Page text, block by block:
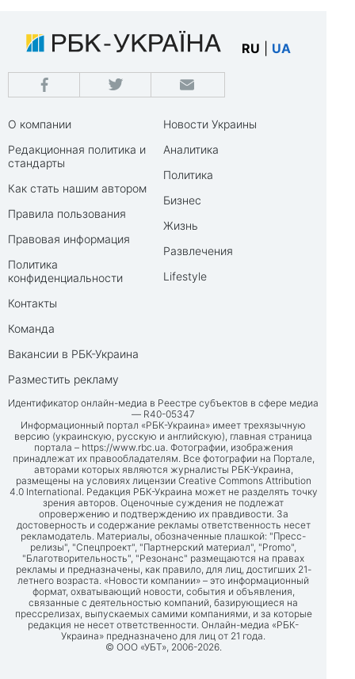
RU UA
О компании
Редакционная политика и
стандарты
Как стать нашим автором
Правила пользования
Правовая информация
Политика
конфиденциальности
Контакты
Команда
Вакансии в РБК-Украина
Разместить рекламу
Новости Украины
Аналитика
Политика
Бизнес
Жизнь
Развлечения
Lifestyle
Идентификатор онлайн-медиа в Реестре субъектов в сфере медиа
— R40-05347
Информационный портал «РБК-Украина» имеет трехязычную
версию (украинскую, русскую и английскую), главная страница
портала – https://www.rbc.ua. Фотографии, изображения
принадлежат их правообладателям. Все фотографии на Портале,
авторами которых являются журналисты РБК-Украина,
размещены на условиях лицензии Creative Commons Attribution
4.0 International. Редакция РБК-Украина может не разделять точку
зрения авторов. Оценочные суждения не подлежат
опровержению и подтверждению их правдивости. За
достоверность и содержание рекламы ответственность несет
рекламодатель. Материалы, обозначенные плашкой: "Пресс-
релизы", "Спецпроект", "Партнерский материал", "Promo",
"Благотворительность", "Резонанс" размещаются на правах
рекламы и предназначены, как правило, для лиц, достигших 21-
летнего возраста. «Новости компании» – это информационный
формат, охватывающий новости, события и объявления,
связанные с деятельностью компаний, базирующиеся на
прессрелизах, выпускаемых самими компаниями, и за которые
редакция не несет ответственности. Онлайн-медиа «РБК-
Украина» предназначено для лиц от 21 года.
© ООО «УБТ», 2006-2026.